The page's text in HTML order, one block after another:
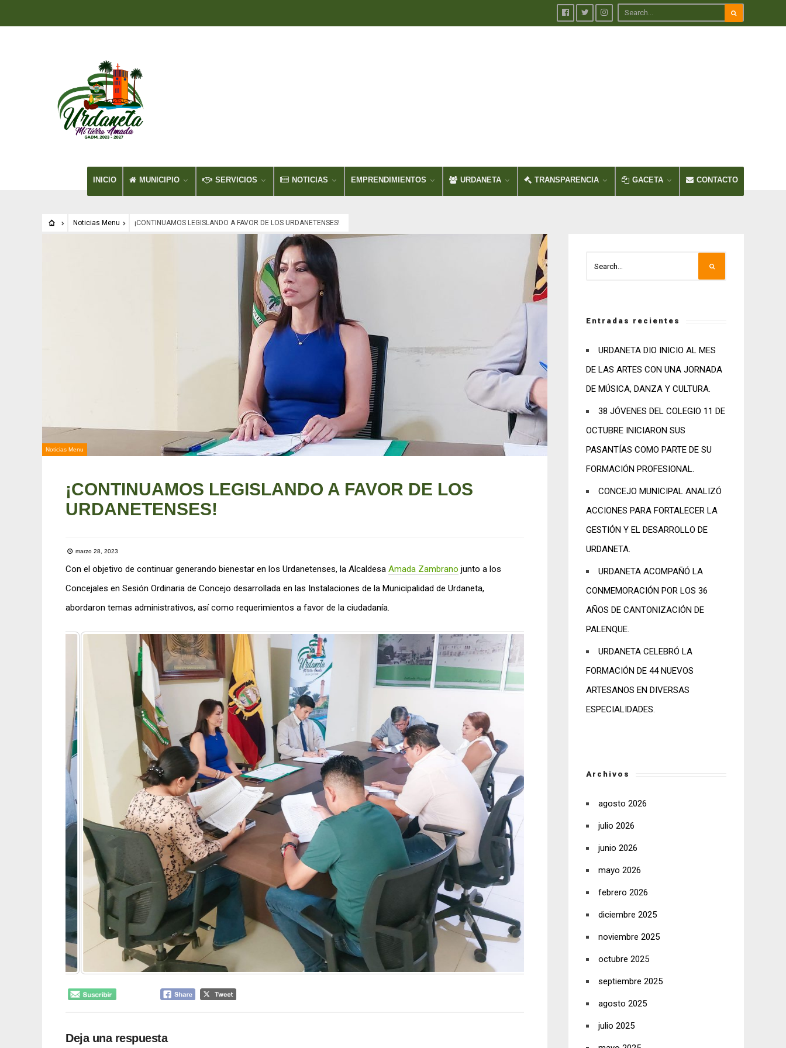
INICIO MUNICIPIO SERVICIOS NOTICIAS EMPRENDIMIENTOS URDANETA TRANSPARENCIA GACETA CONTACTO
Noticias Menu ¡CONTINUAMOS LEGISLANDO A FAVOR DE LOS URDANETENSES!
Noticias Menu
¡CONTINUAMOS LEGISLANDO A FAVOR DE LOS
URDANETENSES!
marzo 28, 2023
Con el objetivo de continuar generando bienestar en los Urdanetenses, la Alcaldesa Amada Zambrano junto a los
Concejales en Sesión Ordinaria de Concejo desarrollada en las Instalaciones de la Municipalidad de Urdaneta,
abordaron temas administrativos, así como requerimientos a favor de la ciudadanía.
Deja una respuesta
Entradas recientes
URDANETA DIO INICIO AL MES
DE LAS ARTES CON UNA JORNADA
DE MÚSICA, DANZA Y CULTURA.
38 JÓVENES DEL COLEGIO 11 DE
OCTUBRE INICIARON SUS
PASANTÍAS COMO PARTE DE SU
FORMACIÓN PROFESIONAL.
CONCEJO MUNICIPAL ANALIZÓ
ACCIONES PARA FORTALECER LA
GESTIÓN Y EL DESARROLLO DE
URDANETA.
URDANETA ACOMPAÑÓ LA
CONMEMORACIÓN POR LOS 36
AÑOS DE CANTONIZACIÓN DE
PALENQUE.
URDANETA CELEBRÓ LA
FORMACIÓN DE 44 NUEVOS
ARTESANOS EN DIVERSAS
ESPECIALIDADES.
Archivos
agosto 2026
julio 2026
junio 2026
mayo 2026
febrero 2026
diciembre 2025
noviembre 2025
octubre 2025
septiembre 2025
agosto 2025
julio 2025